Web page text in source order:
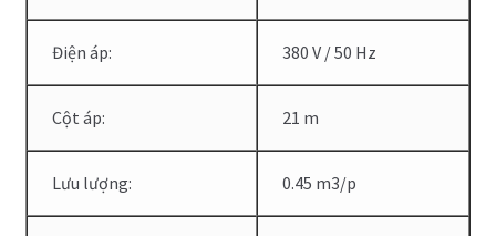
Điện áp: 380 V / 50 Hz
Cột áp: 21 m
Lưu lượng: 0.45 m3/p